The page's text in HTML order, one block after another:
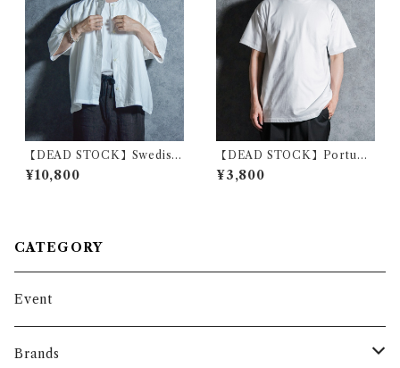
【DEAD STOCK】Swedish
Army Half-sleeve Hospital
Shirts スウェーデン軍 ハーフ
¥10,800
【DEAD STOCK】Portugal
Army Cotton T-shirts ポル
トガル軍 コットン Tシャツ
¥3,800
CATEGORY
Event
Brands